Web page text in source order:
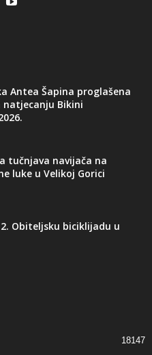
Antea Šapina proglašena
natjecanju Bikini
tučnjava navijača na
luke u Velikoj Gorici
Obiteljsku biciklijadu u
18147